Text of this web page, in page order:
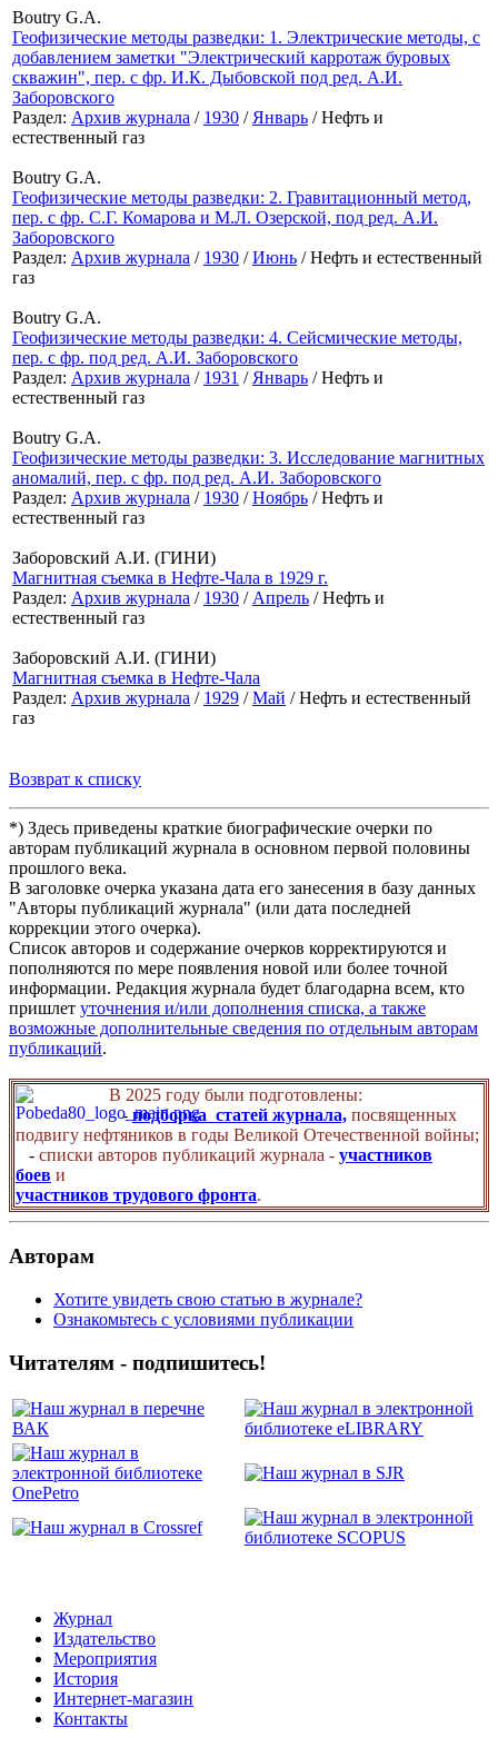
Boutry G.A.
Геофизические методы разведки: 1. Электрические методы, с
добавлением заметки "Электрический карротаж буровых
скважин", пер. с фр. И.К. Дыбовской под ред. А.И.
Заборовского
Раздел: Архив журнала / 1930 / Январь / Нефть и
естественный газ
Boutry G.A.
Геофизические методы разведки: 2. Гравитационный метод,
пер. с фр. С.Г. Комарова и М.Л. Озерской, под ред. А.И.
Заборовского
Раздел: Архив журнала / 1930 /Июнь / Нефть и естественный
газ
Boutry G.A.
Геофизические методы разведки: 4. Сейсмические методы,
пер. с фр. под ред. А.И. Заборовского
Раздел: Архив журнала / 1931 / Январь / Нефть и
естественный газ
Boutry G.A.
Геофизические методы разведки: 3. Исследование магнитных
аномалий, пер. с фр. под ред. А.И. Заборовского
Раздел: Архив журнала / 1930 /Ноябрь / Нефть и
естественный газ
Заборовский А.И. (ГИНИ)
Магнитная съемка в Нефте-Чала в 1929 г.
Раздел: Архив журнала / 1930 / Апрель / Нефть и
естественный газ
Заборовский А.И. (ГИНИ)
Магнитная съемка в Нефте-Чала
Раздел: Архив журнала / 1929 /Май / Нефть и естественный
газ
Возврат к списку
*) Здесь приведены краткие биографические очерки по
авторам публикаций журнала в основном первой половины
прошлого века.
В заголовке очерка указана дата его занесения в базу данных
"Авторы публикаций журнала" (или дата последней
коррекции этого очерка).
Список авторов и содержание очерков корректируются и
пополняются по мере появления новой или более точной
информации. Редакция журнала будет благодарна всем, кто
пришлет уточнения и/или дополнения списка, а также
возможные дополнительные сведения по отдельным авторам
публикаций.
В 2025 году были подготовлены:
- подборка статей журнала, посвященных
подвигу нефтяников в годы Великой Отечественной войны;
- списки авторов публикаций журнала - участников
боев и
участников трудового фронта.
Авторам
Хотите увидеть свою статью в журнале?
Ознакомьтесь с условиями публикации
Читателям - подпишитесь!
Журнал
Издательство
Мероприятия
История
Интернет-магазин
Контакты